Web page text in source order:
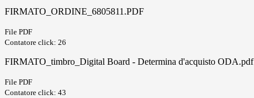
FIRMATO_ORDINE_6805811.PDF
File PDF
Contatore click: 26
FIRMATO_timbro_Digital Board - Determina d'acquisto ODA.pdf
File PDF
Contatore click: 43